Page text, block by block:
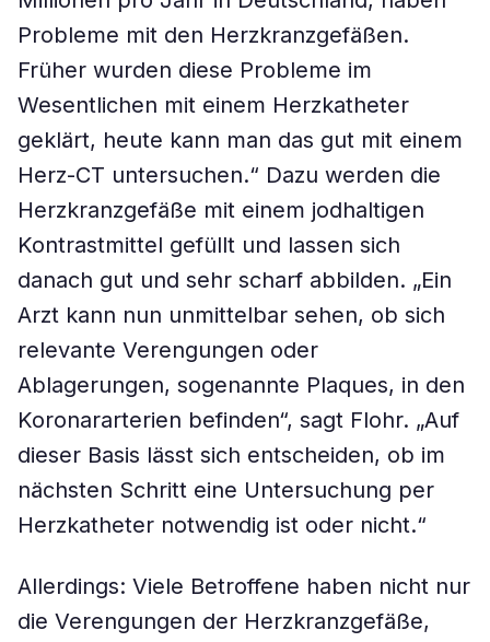
Probleme mit den Herzkranzgefäßen.
Früher wurden diese Probleme im
Wesentlichen mit einem Herzkatheter
geklärt, heute kann man das gut mit einem
Herz-CT untersuchen.“ Dazu werden die
Herzkranzgefäße mit einem jodhaltigen
Kontrastmittel gefüllt und lassen sich
danach gut und sehr scharf abbilden. „Ein
Arzt kann nun unmittelbar sehen, ob sich
relevante Verengungen oder
Ablagerungen, sogenannte Plaques, in den
Koronararterien befinden“, sagt Flohr. „Auf
dieser Basis lässt sich entscheiden, ob im
nächsten Schritt eine Untersuchung per
Herzkatheter notwendig ist oder nicht.“
Allerdings: Viele Betroffene haben nicht nur
die Verengungen der Herzkranzgefäße,